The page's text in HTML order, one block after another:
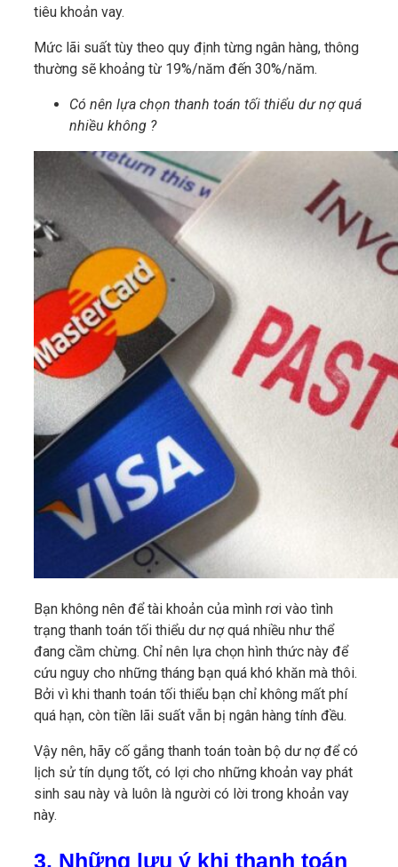
tiêu khoản vay.
Mức lãi suất tùy theo quy định từng ngân hàng, thông
thường sẽ khoảng từ 19%/năm đến 30%/năm.
Có nên lựa chọn thanh toán tối thiểu dư nợ quá
nhiều không ?
Bạn không nên để tài khoản của mình rơi vào tình
trạng thanh toán tối thiểu dư nợ quá nhiều như thể
đang cầm chừng. Chỉ nên lựa chọn hình thức này để
cứu nguy cho những tháng bạn quá khó khăn mà thôi.
Bởi vì khi thanh toán tối thiểu bạn chỉ không mất phí
quá hạn, còn tiền lãi suất vẫn bị ngân hàng tính đều.
Vậy nên, hãy cố gắng thanh toán toàn bộ dư nợ để có
lịch sử tín dụng tốt, có lợi cho những khoản vay phát
sinh sau này và luôn là người có lời trong khoản vay
này.
3. Những lưu ý khi thanh toán